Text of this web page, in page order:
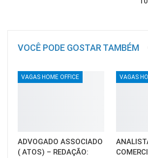
VOCÊ PODE GOSTAR TAMBÉM
VAGAS HOME OFFICE
ADVOGADO ASSOCIADO
( ATOS) – REDAÇÃO:
VAGAS